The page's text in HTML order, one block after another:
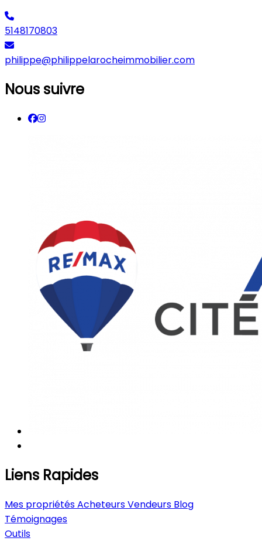
5148170803
philippe@philippelarocheimmobilier.com
Nous suivre
Liens Rapides
Mes propriétésAcheteursVendeurs Blog
Témoignages
Outils